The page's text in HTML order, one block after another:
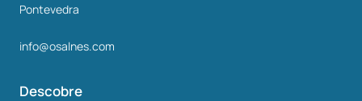
Pontevedra
info@osalnes.com
Descobre